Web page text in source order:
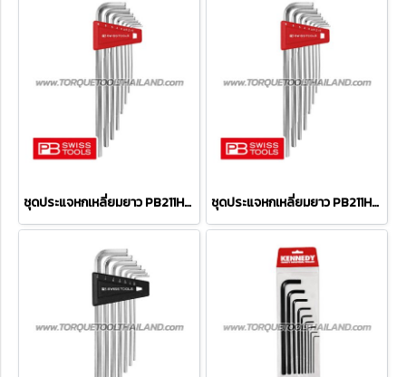
ชุดประแจหกเหลี่ยมยาว PB211H-10 ชุดประแจหกเหลี่ยมยาว PB211H-8